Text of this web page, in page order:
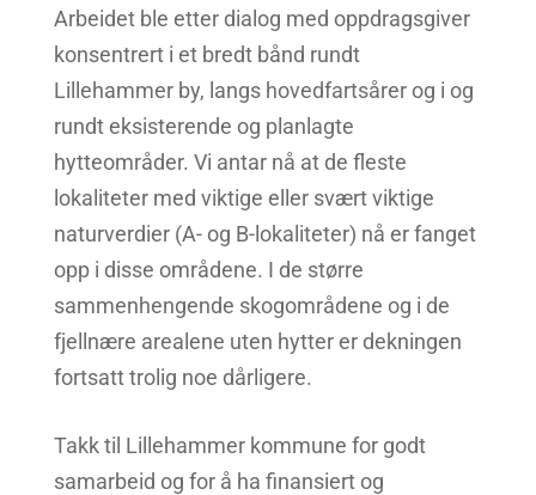
Arbeidet ble etter dialog med oppdragsgiver
konsentrert i et bredt bånd rundt
Lillehammer by, langs hovedfartsårer og i og
rundt eksisterende og planlagte
hytteområder. Vi antar nå at de fleste
lokaliteter med viktige eller svært viktige
naturverdier (A- og B-lokaliteter) nå er fanget
opp i disse områdene. I de større
sammenhengende skogområdene og i de
fjellnære arealene uten hytter er dekningen
fortsatt trolig noe dårligere.
Takk til Lillehammer kommune for godt
samarbeid og for å ha finansiert og